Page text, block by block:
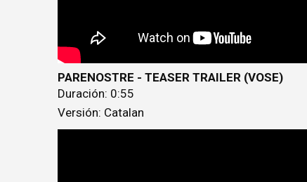
PARENOSTRE - TEASER TRAILER (VOSE)
Duración: 0:55
Versión: Catalan